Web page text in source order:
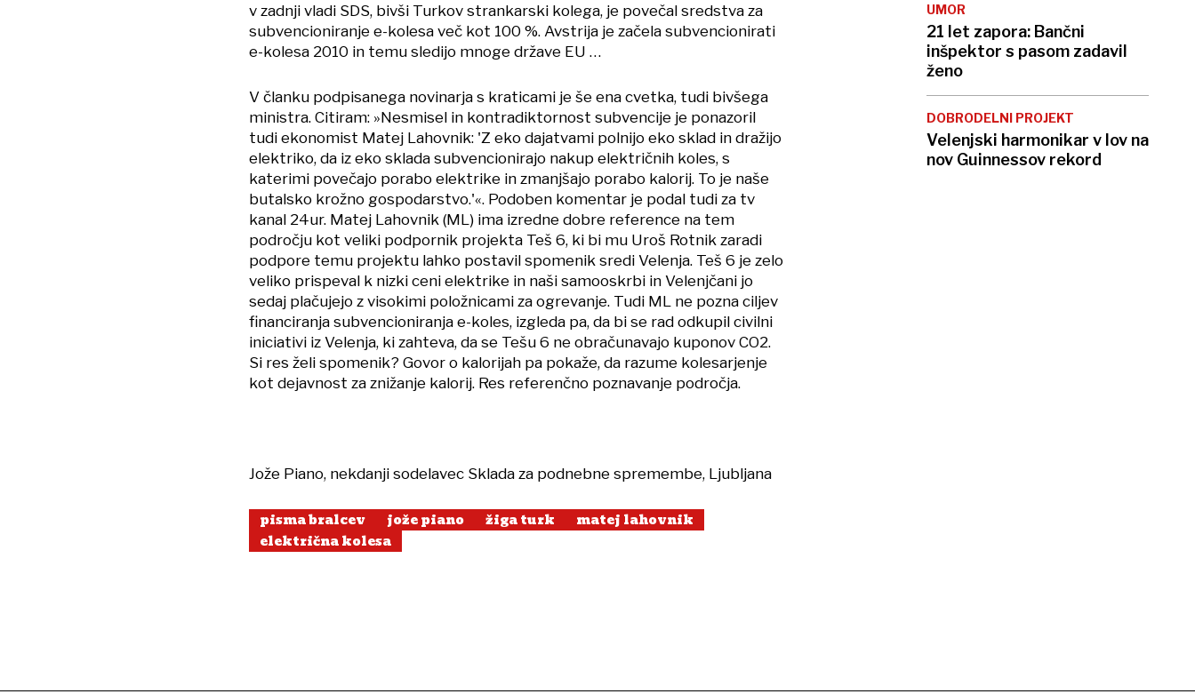
v zadnji vladi SDS, bivši Turkov strankarski kolega, je povečal sredstva za
subvencioniranje e-kolesa več kot 100 %. Avstrija je začela subvencionirati
e-kolesa 2010 in temu sledijo mnoge države EU …
V članku podpisanega novinarja s kraticami je še ena cvetka, tudi bivšega
ministra. Citiram: »Nesmisel in kontradiktornost subvencije je ponazoril
tudi ekonomist Matej Lahovnik: 'Z eko dajatvami polnijo eko sklad in dražijo
elektriko, da iz eko sklada subvencionirajo nakup električnih koles, s
katerimi povečajo porabo elektrike in zmanjšajo porabo kalorij. To je naše
butalsko krožno gospodarstvo.'«. Podoben komentar je podal tudi za tv
kanal 24ur. Matej Lahovnik (ML) ima izredne dobre reference na tem
področju kot veliki podpornik projekta Teš 6, ki bi mu Uroš Rotnik zaradi
podpore temu projektu lahko postavil spomenik sredi Velenja. Teš 6 je zelo
veliko prispeval k nizki ceni elektrike in naši samooskrbi in Velenjčani jo
sedaj plačujejo z visokimi položnicami za ogrevanje. Tudi ML ne pozna ciljev
financiranja subvencioniranja e-koles, izgleda pa, da bi se rad odkupil civilni
iniciativi iz Velenja, ki zahteva, da se Tešu 6 ne obračunavajo kuponov CO2.
Si res želi spomenik? Govor o kalorijah pa pokaže, da razume kolesarjenje
kot dejavnost za znižanje kalorij. Res referenčno poznavanje področja.
Jože Piano, nekdanji sodelavec Sklada za podnebne spremembe, Ljubljana
pisma bralcev jože piano žiga turk
matej lahovnik
električna kolesa
UMOR
21 let zapora: Bančni
inšpektor s pasom zadavil
ženo
DOBRODELNI PROJEKT
Velenjski harmonikar v lov na
nov Guinnessov rekord